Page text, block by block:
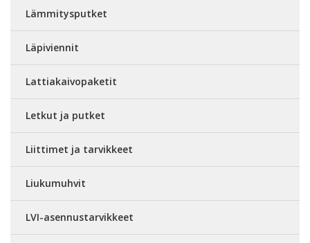
Lämmitysputket
Läpiviennit
Lattiakaivopaketit
Letkut ja putket
Liittimet ja tarvikkeet
Liukumuhvit
LVI-asennustarvikkeet